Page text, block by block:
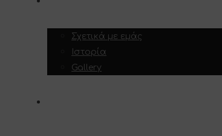
Σχετικά με εμάς
Ιστορία
Gallery